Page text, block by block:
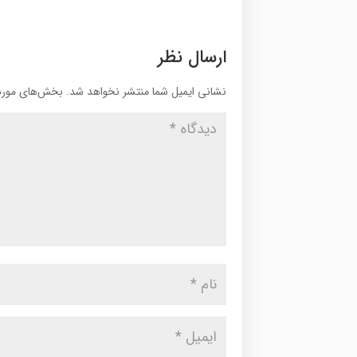
ارسال نظر
نشانی ایمیل شما منتشر نخواهد شد. بخش‌های